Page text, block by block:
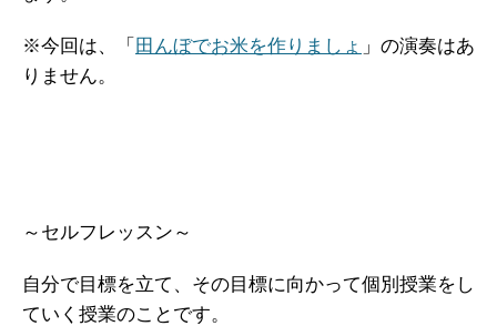
※今回は、「 田んぼでお米を作りましょ 」の演奏はあ
りません。
～セルフレッスン～
自分で目標を立て、その目標に向かって個別授業をし
ていく授業のことです。